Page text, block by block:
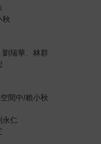
秋
瑞華、林群
間中/賴小秋
永仁